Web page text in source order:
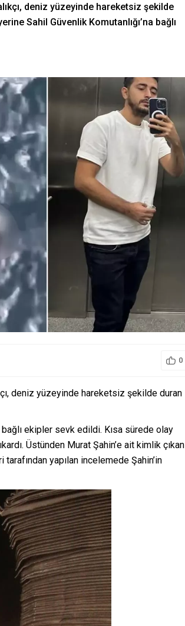
deniz yüzeyinde hareketsiz şekilde
Sahil Güvenlik Komutanlığı’na bağlı
0
deniz yüzeyinde hareketsiz şekilde duran
bağlı ekipler sevk edildi. Kısa sürede olay
Üstünden Murat Şahin’e ait kimlik çıkan
yapılan incelemede Şahin’in